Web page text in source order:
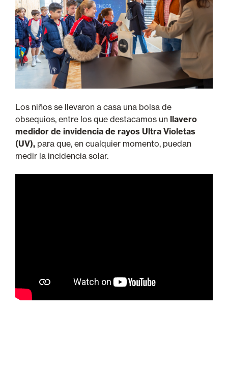
Los niños se llevaron a casa una bolsa de
obsequios, entre los que destacamos un llavero
medidor de invidencia de rayos Ultra Violetas
(UV), para que, en cualquier momento, puedan
medir la incidencia solar.